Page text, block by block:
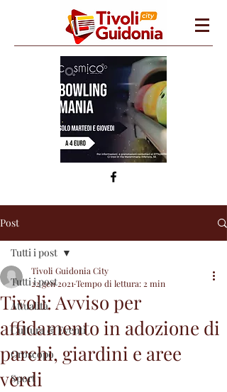
Post
Tutti i post
Attualità
Cultura & Eventi
Oroscopo
Sport
Tutti i post
Tivoli: Avviso per
affidamento in adozione di
parchi, giardini e aree
verdi
Tivoli Guidonia City
22 gen 2021 Tempo di lettura: 2 min